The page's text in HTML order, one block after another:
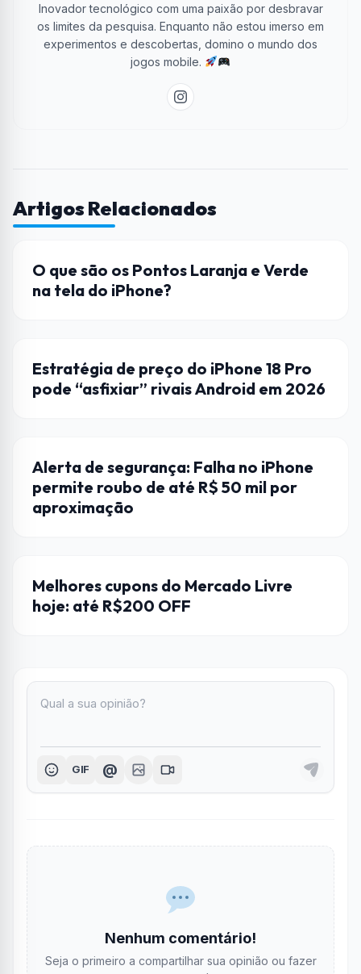
Inovador tecnológico com uma paixão por desbravar
os limites da pesquisa. Enquanto não estou imerso em
experimentos e descobertas, domino o mundo dos
jogos mobile.
Artigos Relacionados
APPLE
O que são os Pontos Laranja e Verde
na tela do iPhone?
ANDROID
Estratégia de preço do iPhone 18 Pro
pode “asfixiar” rivais Android em 2026
APPLE
Alerta de segurança: Falha no iPhone
permite roubo de até R$ 50 mil por
aproximação
CELULAR
Melhores cupons do Mercado Livre
hoje: até R$200 OFF
GIF @
Nenhum comentário!
Seja o primeiro a compartilhar sua opinião ou fazer